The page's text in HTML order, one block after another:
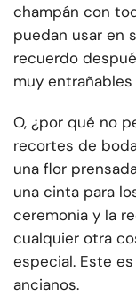
champán con
puedan usar en
recuerdo
muy
O, ¿por qué no
recortes de
una flor
una cinta para
ceremonia y la
cualquier otra
especial. Este
ancianos.